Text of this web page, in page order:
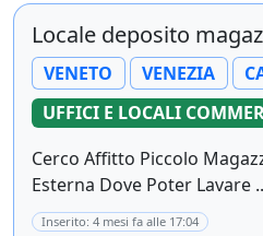
Locale deposito
VENETO VENEZIA
UFFICI E LOCALI
Cerco Affitto Piccolo
Esterna Dove Poter Lavare
Inserito: 4 mesi fa alle 17:04